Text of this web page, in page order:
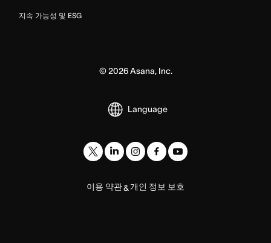
지속 가능성 및 ESG
© 2026Asana, Inc.
Language
이용 약관& 개인 정보 보호